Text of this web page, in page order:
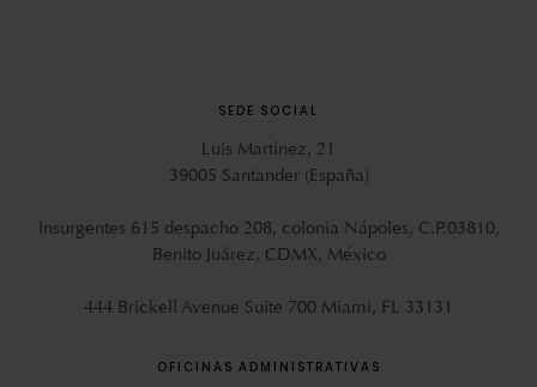
SEDE SOCIAL
Luis Martínez, 21
39005 Santander (España)
Insurgentes 615 despacho 208, colonia Nápoles, C.P.03810,
Benito Juárez, CDMX, México
444 Brickell Avenue Suite 700 Miami, FL 33131
OFICINAS ADMINISTRATIVAS